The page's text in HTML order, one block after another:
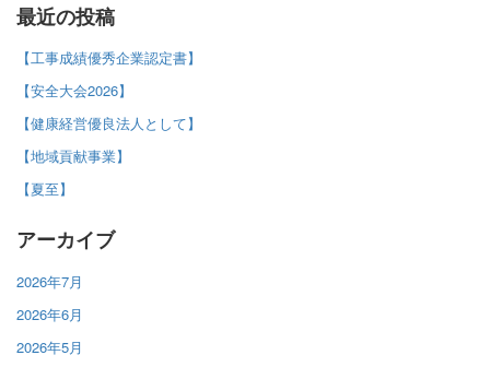
最近の投稿
【工事成績優秀企業認定書】
【安全大会2026】
【健康経営優良法人として】
【地域貢献事業】
【夏至】
アーカイブ
2026年7月
2026年6月
2026年5月